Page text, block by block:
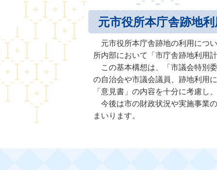
元市役所本庁舎跡地
元市役所本庁舎跡地の利用につ
所内部において「市庁舎跡地利用
この基本構想は、「市議会特別
の自治会や市議会議員、跡地利用
「意見書」の内容を十分に考慮し
今後は市の財政状況や実施事業
まいります。